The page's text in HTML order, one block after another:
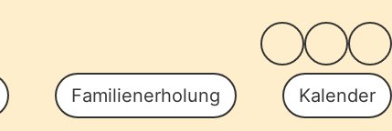
Der
Familienerholung Kalender